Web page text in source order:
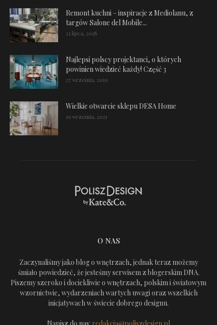
Remont kuchni – inspiracje z Mediolanu, z
targów Salone del Mobile...
23 lipca, 2018
Najlepsi polscy projektanci, o których
powinien wiedzieć każdy! Część 3
27 września, 2019
Wielkie otwarcie sklepu DESA Home
19 września, 2021
O NAS
Zaczynaliśmy jako blog o wnętrzach, jednak teraz możemy
śmiało powiedzieć, że jesteśmy serwisem z blogerskim DNA.
Piszemy szeroko i dociekliwie o wnętrzach, polskim i światowym
wzornictwie, wydarzeniach wartych uwagi oraz wszelkich
inicjatywach w świecie dobrego designu.